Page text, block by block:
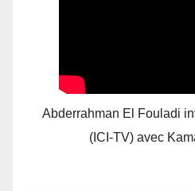
Abderrahman El Fouladi
(ICI-TV) avec